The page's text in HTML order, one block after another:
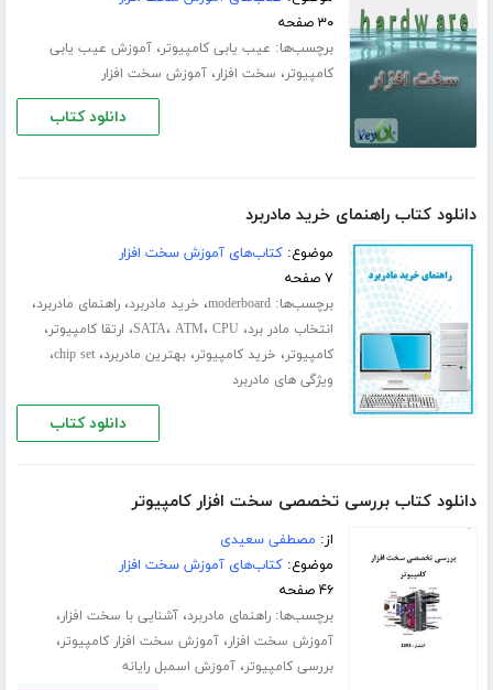
۳۰ صفحه
برچسب‌ها: عیب یابی کامپیوتر،آموزش عیب یابی
کامپیوتر، سخت افزار،آموزش سخت افزار
دانلود کتاب
دانلود کتاب راهنمای خرید مادربرد
موضوع:کتاب‌های آموزش سخت افزار
۷ صفحه
برچسب‌ها:moderboard، خرید مادربرد،راهنمای مادربرد،
انتخاب مادر برد، SATA، ATM، CPU ، ارتقا کامپیوتر،
کامپیوتر، خرید کامپیوتر،بهترین مادربرد،chip set،
ویژگی های مادربرد
دانلود کتاب
دانلود کتاب بررسی تخصصی سخت افزار کامپیوتر
از: مصطفی سعیدی
موضوع:کتاب‌های آموزش سخت افزار
۴۶ صفحه
برچسب‌ها:راهنمای مادربرد،آشنایی با سخت افزار،
آموزش سخت افزار،آموزش سخت افزار کامپیوتر،
بررسی کامپیوتر،آموزش اسمبل رایانه